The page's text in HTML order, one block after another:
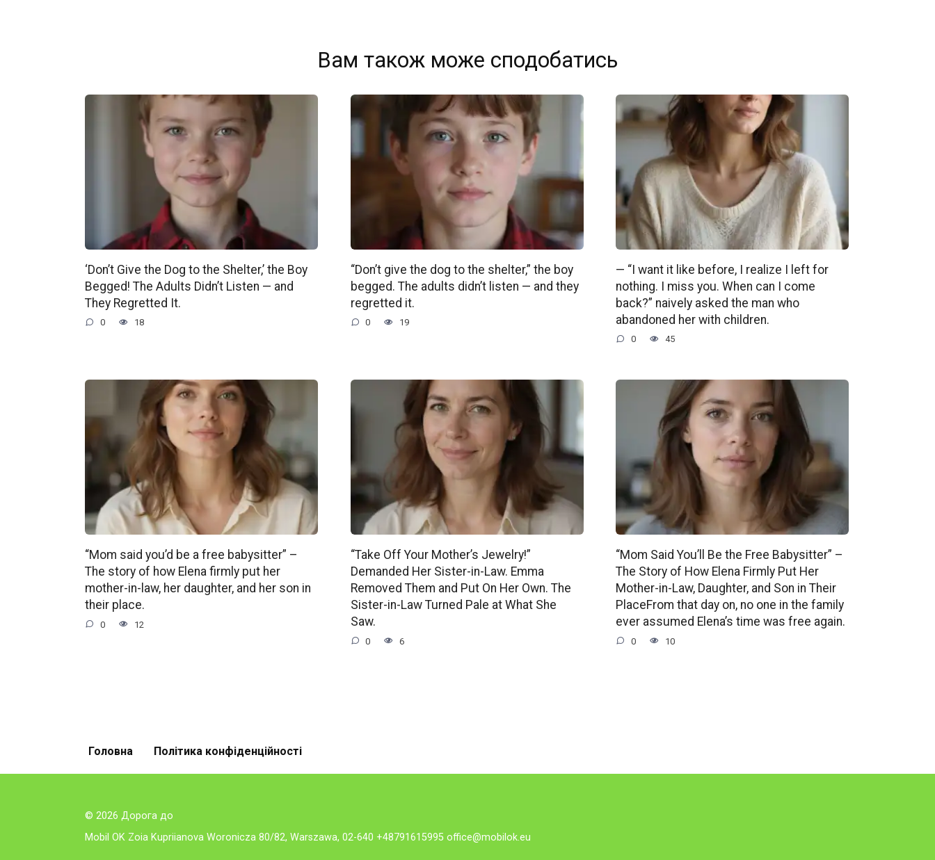
Вам також може сподобатись
‘Don’t Give the Dog to the Shelter,’ the Boy
Begged! The Adults Didn’t Listen — and
They Regretted It.
0 18
“Don’t give the dog to the shelter,” the boy
begged. The adults didn’t listen — and they
regretted it.
0 19
— “I want it like before, I realize I left for
nothing. I miss you. When can I come
back?” naively asked the man who
abandoned her with children.
0 45
“Mom said you’d be a free babysitter” –
The story of how Elena firmly put her
mother-in-law, her daughter, and her son in
their place.
0 12
“Take Off Your Mother’s Jewelry!”
Demanded Her Sister-in-Law. Emma
Removed Them and Put On Her Own. The
Sister-in-Law Turned Pale at What She
Saw.
0 6
“Mom Said You’ll Be the Free Babysitter” –
The Story of How Elena Firmly Put Her
Mother-in-Law, Daughter, and Son in Their
PlaceFrom that day on, no one in the family
ever assumed Elena’s time was free again.
0 10
Головна Політика конфіденційності
© 2026 Дорога до
Mobil OK Zoia Kupriianova Woronicza 80/82, Warszawa, 02-640 +48791615995 office@mobilok.eu